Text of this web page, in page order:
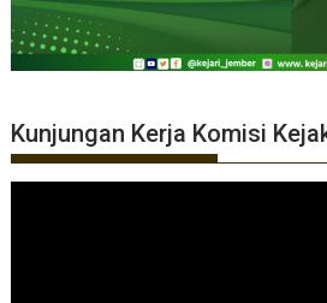
Kunjungan Kerja Komisi